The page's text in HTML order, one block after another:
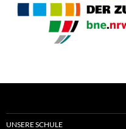
UNSERE SCHULE